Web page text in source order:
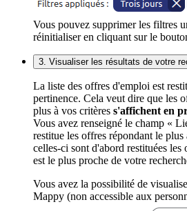
Vous pouvez supprimer les filtres
réinitialiser en cliquant sur le
3. Visualiser les résultats de votre
La liste des offres d'emploi est
pertinence. Cela veut dire que les
plus à vos critères s'affichent en
Vous avez renseigné le champ «
restitue les offres répondant le plus
celles-ci sont d'abord restituées
est le plus proche de votre
Vous avez la possibilité de
Mappy (non accessible aux